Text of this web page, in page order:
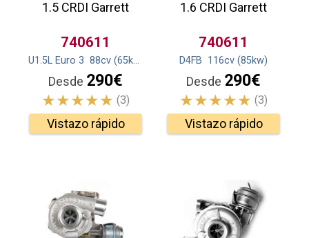
1.5 CRDI Garrett
740611
U1.5L Euro 3 88cv (65kw
Desde 290€
(3)
Vistazo rápido
1.6 CRDI Garrett
740611
D4FB 116cv (85kw)
Desde 290€
(3)
Vistazo rápido